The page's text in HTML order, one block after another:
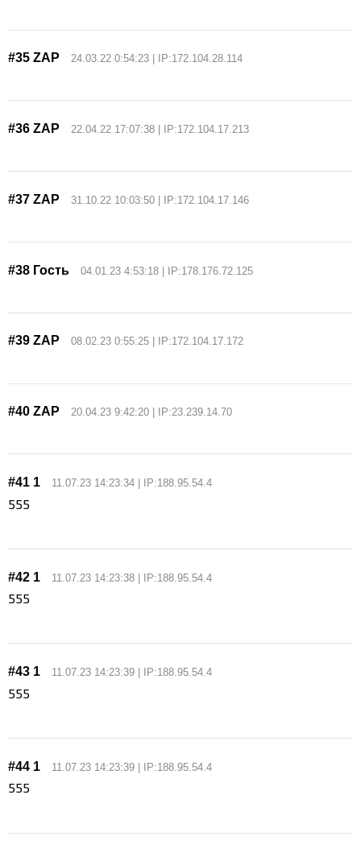
#35 ZAP 24.03.22 0:54:23 | IP:172.104.28.114
#36 ZAP 22.04.22 17:07:38 | IP:172.104.17.213
#37 ZAP 31.10.22 10:03:50 | IP:172.104.17.146
#38 Гость 04.01.23 4:53:18 | IP:178.176.72.125
#39 ZAP 08.02.23 0:55:25 | IP:172.104.17.172
#40 ZAP 20.04.23 9:42:20 | IP:23.239.14.70
#41 1 11.07.23 14:23:34 | IP:188.95.54.4
555
#42 1 11.07.23 14:23:38 | IP:188.95.54.4
555
#43 1 11.07.23 14:23:39 | IP:188.95.54.4
555
#44 1 11.07.23 14:23:39 | IP:188.95.54.4
555